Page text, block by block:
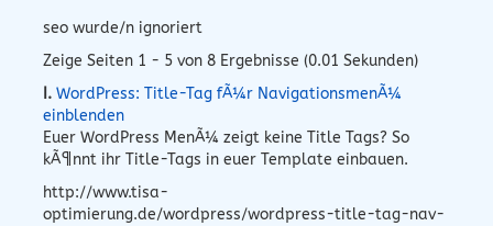
seo wurde/n ignoriert
Zeige Seiten 1 - 5 von 8 Ergebnisse (0.01 Sekunden)
I. WordPress: Title-Tag fÃ¼r NavigationsmenÃ¼
einblenden
Euer WordPress MenÃ¼ zeigt keine Title Tags? So
kÃ¶nnt ihr Title-Tags in euer Template einbauen.
http://www.tisa-
optimierung.de/wordpress/wordpress-title-tag-nav-